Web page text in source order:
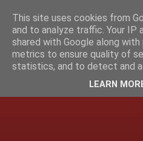
This site uses cookies from
and to analyze traffic. Your IP
shared with Google along
metrics to ensure quality of
statistics, and to detect and
LEARN